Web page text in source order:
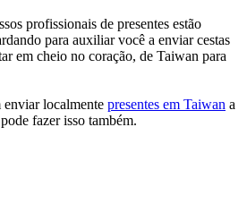
profissionais de presentes estão
para auxiliar você a enviar cestas
em cheio no coração, de Taiwan para
enviar localmente presentes em Taiwan a
fazer isso também.